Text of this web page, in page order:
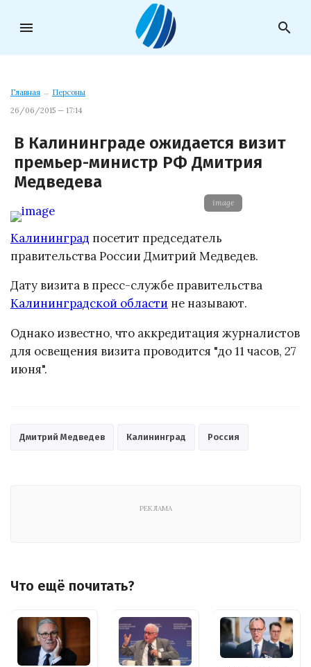
menu search
Главная → Персоны
26/06/2015 — 17:14
В Калининграде ожидается визит
премьер-министр РФ Дмитрия
Медведева
image
Калининград посетит председатель
правительства России Дмитрий Медведев.
Дату визита в пресс-службе правительства
Калининградской области не называют.
Однако известно, что аккредитация журналистов
для освещения визита проводится "до 11 часов, 27
июня".
Дмитрий Медведев Калининград Россия
РЕКЛАМА
Что ещё почитать?